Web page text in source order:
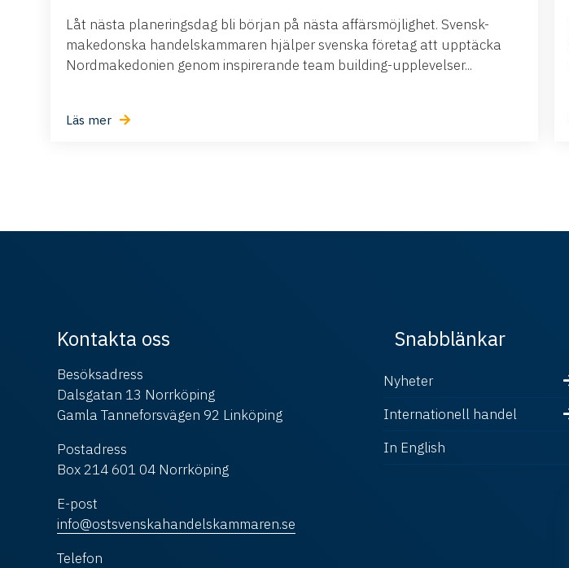
Låt nästa planeringsdag bli början på nästa affärsmöjlighet. Svensk-
makedonska handelskammaren hjälper svenska företag att upptäcka
Nordmakedonien genom inspirerande team building-upplevelser...
Läs mer
Kontakta oss
Besöksadress
Dalsgatan 13 Norrköping
Gamla Tanneforsvägen 92 Linköping
Postadress
Box 214 601 04 Norrköping
E-post
info@ostsvenskahandelskammaren.se
Telefon
Snabblänkar
Nyheter
Internationell handel
In English